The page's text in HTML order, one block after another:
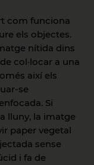
com funciona
els objectes.
nítida dins
col·locar a una
així els
se
Si
lluny, la imatge
paper vegetal
sense
i fa de